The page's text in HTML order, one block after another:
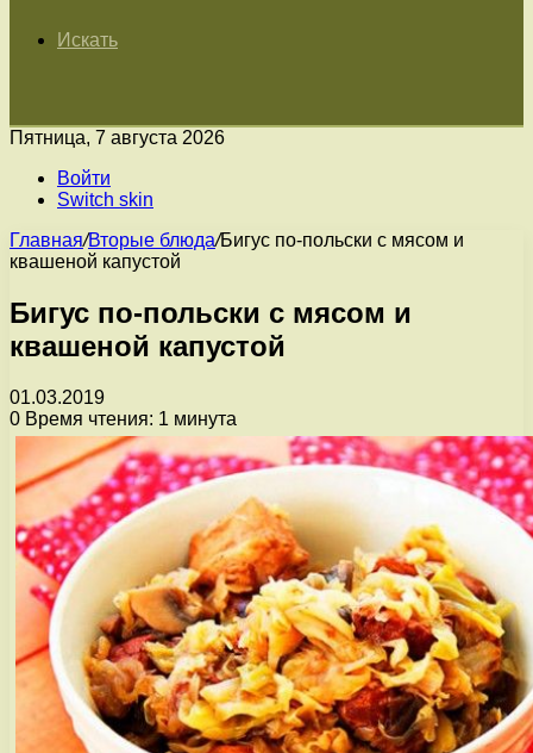
Искать
Пятница, 7 августа 2026
Войти
Switch skin
Главная/Вторые блюда/Бигус по-польски с мясом и
квашеной капустой
Бигус по-польски с мясом и
квашеной капустой
01.03.2019
0 Время чтения: 1 минута